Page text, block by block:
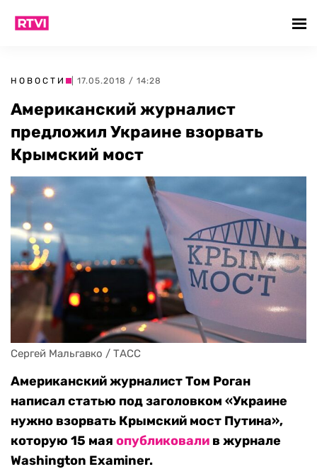
НОВОСТИ | 17.05.2018 / 14:28
Американский журналист
предложил Украине взорвать
Крымский мост
Сергей Мальгавко / ТАСС
Американский журналист Том Роган
написал статью под заголовком «Украине
нужно взорвать Крымский мост Путина»,
которую 15 мая опубликовали в журнале
Washington Examiner.